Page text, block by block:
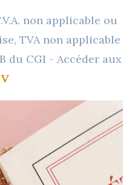
non applicable ou
TVA non applicable
du CGI - Accéder aux